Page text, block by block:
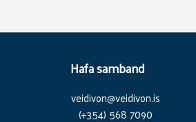
Hafa samband
veidivon@veidivon.is
(+354) 568 7090